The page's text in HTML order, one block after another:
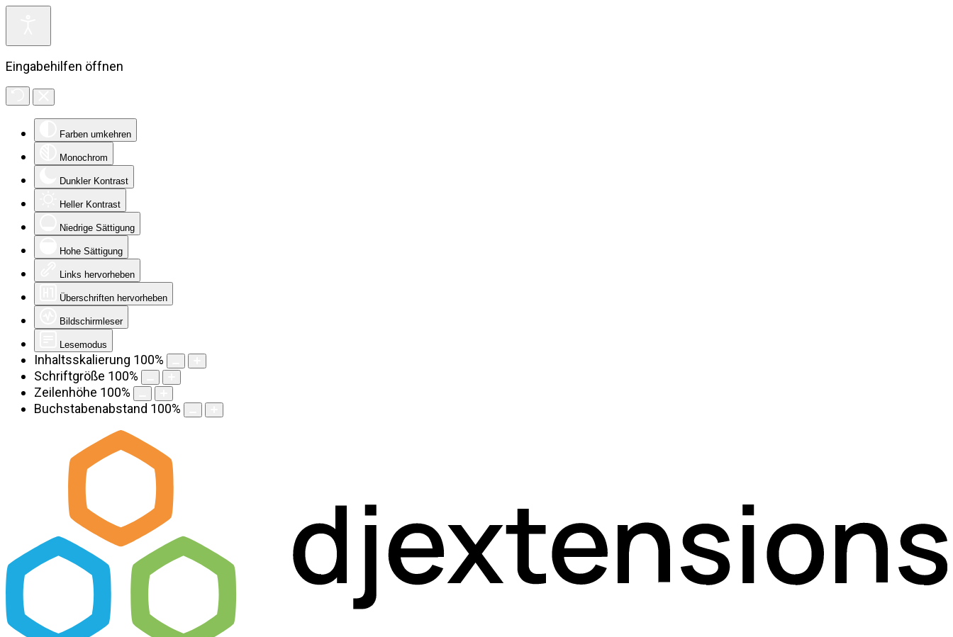
Eingabehilfen öffnen
Farben umkehren
Monochrom
Dunkler Kontrast
Heller Kontrast
Niedrige Sättigung
Hohe Sättigung
Links hervorheben
Überschriften hervorheben
Bildschirmleser
Lesemodus
Inhaltsskalierung 100%
Schriftgröße 100%
Zeilenhöhe 100%
Buchstabenabstand 100%